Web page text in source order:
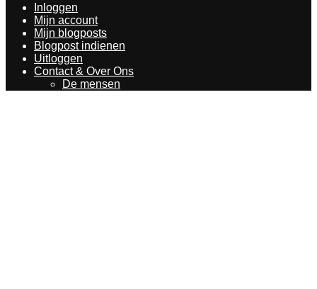
Inloggen
Mijn account
Mijn blogposts
Blogpost indienen
Uitloggen
Contact & Over Ons
De mensen